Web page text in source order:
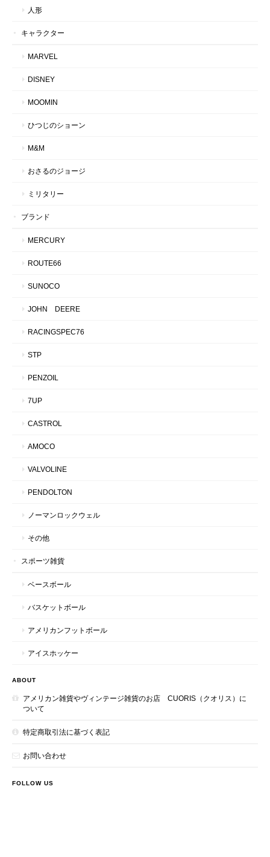
人形
キャラクター
MARVEL
DISNEY
MOOMIN
ひつじのショーン
M&M
おさるのジョージ
ミリタリー
ブランド
MERCURY
ROUTE66
SUNOCO
JOHN DEERE
RACINGSPEC76
STP
PENZOIL
7UP
CASTROL
AMOCO
VALVOLINE
PENDOLTON
ノーマンロックウェル
その他
スポーツ雑貨
ベースボール
バスケットボール
アメリカンフットボール
アイスホッケー
ABOUT
アメリカン雑貨やヴィンテージ雑貨のお店 CUORIS（クオリス）に
ついて
特定商取引法に基づく表記
お問い合わせ
FOLLOW US